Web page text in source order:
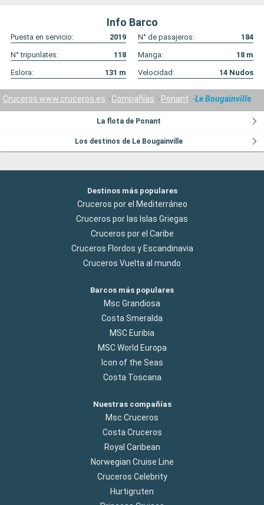
Info Barco
Puesta en servicio: 2019 N° de pasajeros:
184
N° tripunlates:
118 Manga: 18 m
Eslora:
131 m Velocidad: 14 Nudos
Cruceros www.cruceros.es Compañías Ponant Le Bougainville
La flota de Ponant
Los destinos de Le Bougainville
Destinos más populares
Cruceros por el Mediterráneo
Cruceros por las Islas Griegas
Cruceros por el Caribe
Cruceros Flordos y Escandinavia
Cruceros Vuelta al mundo
Barcos más populares
Msc Grandiosa
Costa Smeralda
MSC Euribia
MSC World Europa
Icon of the Seas
Costa Toscana
Nuestras compañías
Msc Cruceros
Costa Cruceros
Royal Caribean
Norwegian Cruise Line
Cruceros Celebrity
Hurtigruten